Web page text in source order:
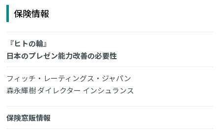
保険情報
『ヒトの輪』
日本のプレゼン能力改善の必要性
フィッチ・レーティングス・ジャパン
森永輝樹 ダイレクター インシュランス
保険窓販情報